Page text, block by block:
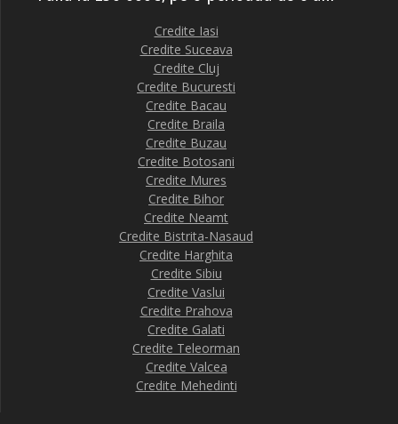
Credite Iasi
Credite Suceava
Credite Cluj
Credite Bucuresti
Credite Bacau
Credite Braila
Credite Buzau
Credite Botosani
Credite Mures
Credite Bihor
Credite Neamt
Credite Bistrita-Nasaud
Credite Harghita
Credite Sibiu
Credite Vaslui
Credite Prahova
Credite Galati
Credite Teleorman
Credite Valcea
Credite Mehedinti